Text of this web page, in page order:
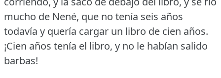
mucho de Nené, que no tenía seis años
todavía y quería cargar un libro de cien años.
¡Cien años tenía el libro, y no le habían salido
barbas!